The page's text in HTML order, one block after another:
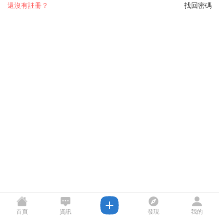
找回密碼
還沒有註冊？
首頁 資訊 發現 我的